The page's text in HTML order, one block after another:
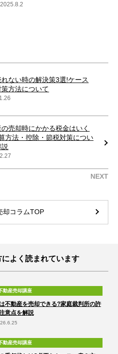
ない時の解決策3選!ケース
策方法について
NEXT
売却時にかかる税金はいく
方法・控除・節税対策につい
却コラムTOP
よく読まれています
動産売却講座
不動産を売却できる?家庭裁判所の許
意点を解説
動産売却講座